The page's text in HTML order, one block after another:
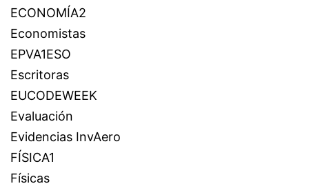
ECONOMÍA2
Economistas
EPVA1ESO
Escritoras
EUCODEWEEK
Evaluación
Evidencias InvAero
FÍSICA1
Físicas